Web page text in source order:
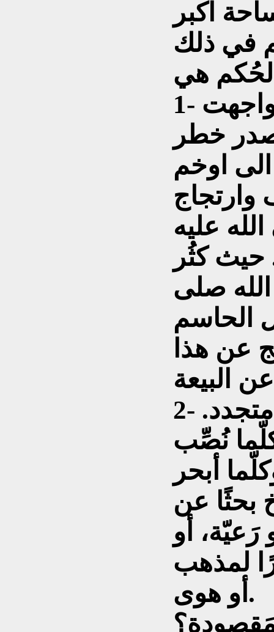
اكبر
في ذلك
1- الخطوة الأولى التي واجهت
خطر
اوخم
عليه
حيث كثُر
صلى
الحاسم
عن هذا
2- ان قضية الحُكم موضوع متجدد.
كلّما نُصِّب
أبحر
بحثًا عن
رَعيّة، أو
لمذهب
أو هوى.